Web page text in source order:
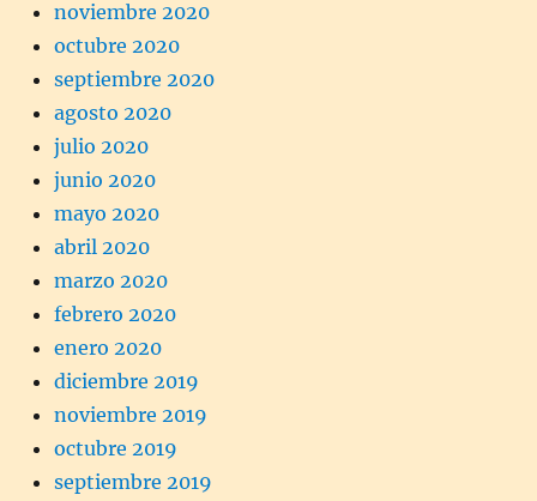
noviembre 2020
octubre 2020
septiembre 2020
agosto 2020
julio 2020
junio 2020
mayo 2020
abril 2020
marzo 2020
febrero 2020
enero 2020
diciembre 2019
noviembre 2019
octubre 2019
septiembre 2019